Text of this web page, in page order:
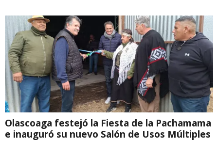
Olascoaga festejó la Fiesta de la Pachamama
e inauguró su nuevo Salón de Usos Múltiples